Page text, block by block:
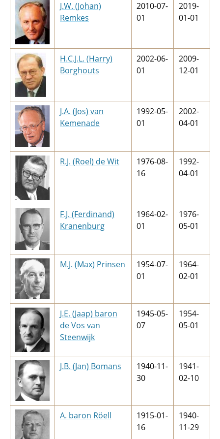
J.W. (Johan)
Remkes
2010-07-
01
2019-
01-01
H.C.J.L. (Harry)
Borghouts
2002-06-
01
2009-
12-01
J.A. (Jos) van
Kemenade
1992-05-
01
2002-
04-01
R.J. (Roel) de Wit
1976-08-
16
1992-
04-01
F.J. (Ferdinand)
Kranenburg
1964-02-
01
1976-
05-01
M.J. (Max) Prinsen
1954-07-
01
1964-
02-01
J.E. (Jaap) baron
de Vos van
Steenwijk
1945-05-
07
1954-
05-01
J.B. (Jan) Bomans
1940-11-
30
1941-
02-10
A. baron Röell
1915-01-
16
1940-
11-29